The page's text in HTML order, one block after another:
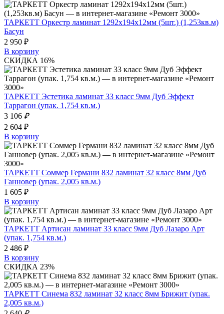
ТАРКЕТТ Оркестр ламинат 1292х194х12мм (5шт.) (1,253кв.м)
Басун
2 950 ₽
В корзину
СКИДКА 16%
ТАРКЕТТ Эстетика ламинат 33 класс 9мм Дуб Эффект
Таррагон (упак. 1,754 кв.м.)
3 106 ₽
2 604 ₽
В корзину
ТАРКЕТТ Соммер Германи 832 ламинат 32 класс 8мм Дуб
Ганновер (упак. 2,005 кв.м.)
1 605 ₽
В корзину
ТАРКЕТТ Артисан ламинат 33 класс 9мм Дуб Лазаро Арт
(упак. 1,754 кв.м.)
2 486 ₽
В корзину
СКИДКА 23%
ТАРКЕТТ Синема 832 ламинат 32 класс 8мм Брижит (упак.
2,005 кв.м.)